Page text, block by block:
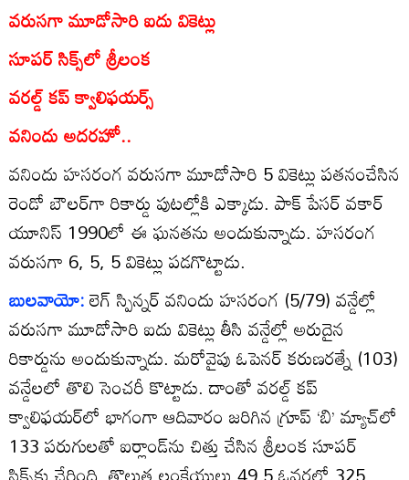
వరుసగా మూడోసారి ఐదు వికెట్లు
సూపర్‌ సిక్స్‌లో శ్రీలంక
వరల్డ్‌ కప్‌ క్వాలిఫయర్స్‌
వనిందు అదరహో..
వనిందు హసరంగ వరుసగా మూడోసారి 5 వికెట్లు పతనంచేసిన
రెండో బౌలర్‌గా రికార్డు పుటల్లోకి ఎక్కాడు. పాక్‌ పేసర్‌ వకార్‌
యూనిస్‌ 1990లో ఈ ఘనతను అందుకున్నాడు. హసరంగ
వరుసగా 6, 5, 5 వికెట్లు పడగొట్టాడు.
బులవాయో:లెగ్‌ స్పిన్నర్‌ వనిందు హసరంగ (5/79) వన్డేల్లో
వరుసగా మూడోసారి ఐదు వికెట్లు తీసి వన్డేల్లో అరుదైన
రికార్డును అందుకున్నాడు. మరోవైపు ఓపెనర్‌ కరుణరత్నే (103)
వన్డేలలో తొలి సెంచరీ కొట్టాడు. దాంతో వరల్డ్‌ కప్‌
క్వాలిఫయర్‌లో భాగంగా ఆదివారం జరిగిన గ్రూప్‌ ‘బి’ మ్యాచ్‌లో
133 పరుగులతో ఐర్లాండ్‌ను చిత్తు చేసిన శ్రీలంక సూపర్‌